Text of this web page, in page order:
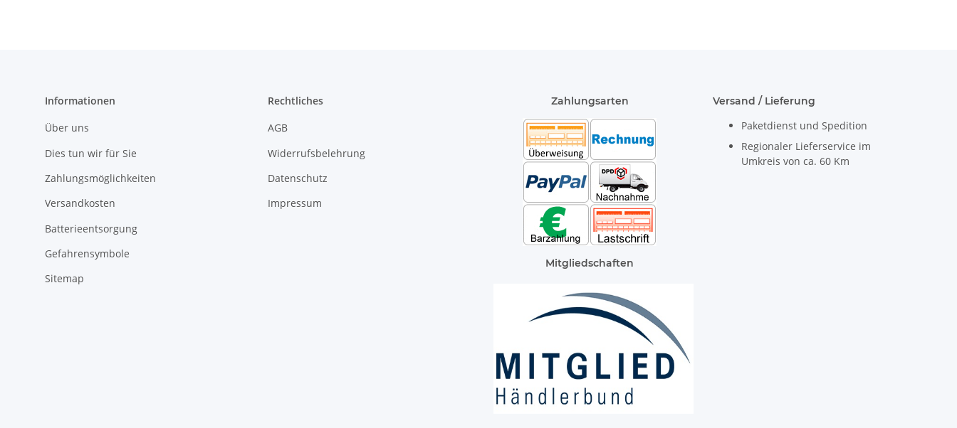
Informationen
Über uns
Dies tun wir für Sie
Zahlungsmöglichkeiten
Versandkosten
Batterieentsorgung
Gefahrensymbole
Sitemap
Rechtliches
AGB
Widerrufsbelehrung
Datenschutz
Impressum
Zahlungsarten
Mitgliedschaften
Versand / Lieferung
Paketdienst und Spedition
Regionaler Lieferservice im
Umkreis von ca. 60 Km